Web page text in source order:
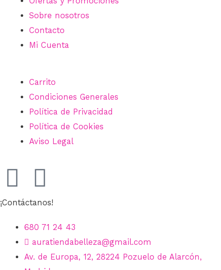
¡Contáctanos!
680 71 24 43
auratiendabelleza@gmail.com
Av. de Europa, 12, 28224 Pozuelo de Alarcón,
Sobre nosotros
Contacto
Mi Cuenta
Carrito
Condiciones Generales
Política de Privacidad
Política de Cookies
Aviso Legal